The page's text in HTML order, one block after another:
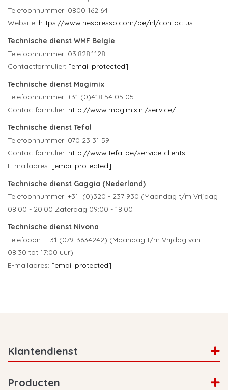
Telefoonnummer: 0800 162 64
Website: https://www.nespresso.com/be/nl/contactus
Technische dienst WMF Belgie
Telefoonnummer: 03.828.1128
Contactformulier: [email protected]
Technische dienst Magimix
Telefoonnummer: +31 (0)418 54 05 05
Contactformulier: http://www.magimix.nl/service/
Technische dienst Tefal
Telefoonnummer: 070 23 31 59
Contactformulier: http://www.tefal.be/service-clients
E-mailadres: [email protected]
Technische dienst Gaggia (Nederland)
Telefoonnummer: +31 (0)320 - 237 930 (Maandag t/m Vrijdag
08:00 - 20:00 Zaterdag 09:00 - 18:00
Technische dienst Nivona
Telefooon: + 31 (079-3634242) (Maandag t/m Vrijdag van
08:30 tot 17:00 uur)
E-mailadres: [email protected]
Klantendienst
Producten